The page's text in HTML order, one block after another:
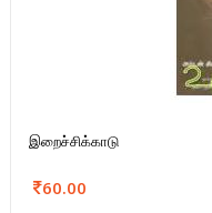
இறைச்சிக்காடு
60.00